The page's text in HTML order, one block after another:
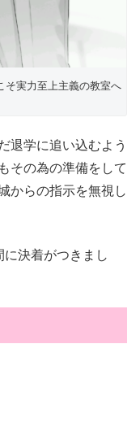
そ実力至上主義の教室へ
退学に追い込むよう
その為の準備をして
からの指示を無視し
決着がつきまし